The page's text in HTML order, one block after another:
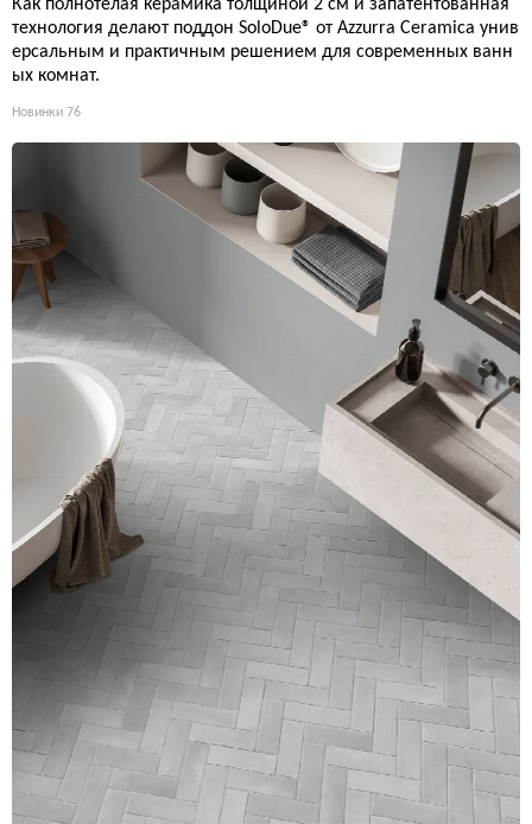
Как полнотелая керамика толщиной 2 см и запатентованная
технология делают поддон SoloDue® от Azzurra Ceramica унив
ерсальным и практичным решением для современных ванн
ых комнат.
Новинки 76